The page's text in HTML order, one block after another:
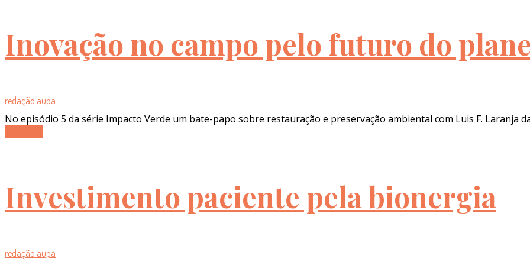
Inovação no campo pelo futuro do
redação aupa
No episódio 5 da série Impacto Verde um bate-papo sobre restauração e preservação ambiental com Luis F. Laranja
Investimento paciente pela bionergia
redação aupa